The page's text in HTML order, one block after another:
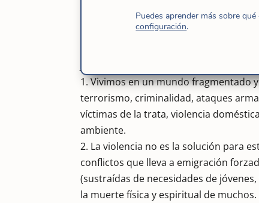
1. Vivimos en un mundo fragmentado
terrorismo, criminalidad, ataques
víctimas de la trata, violencia
ambiente.
2. La violencia no es la solución para
conflictos que lleva a emigración
(sustraídas de necesidades de
la muerte física y espiritual de muchos.
Puedes aprender más sobre
configuración.